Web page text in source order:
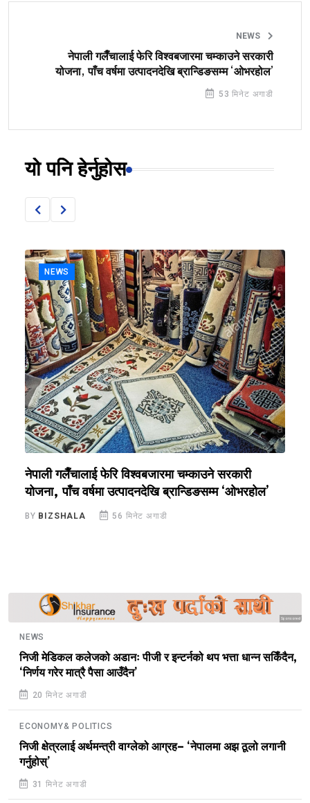
NEWS
नेपाली गलैँचालाई फेरि विश्वबजारमा चम्काउने सरकारी
योजना, पाँच वर्षमा उत्पादनदेखि ब्रान्डिङसम्म ‘ओभरहोल’
53 मिनेट अगाडी
यो पनि हेर्नुहोस
NEWS
नेपाली गलैँचालाई फेरि विश्वबजारमा चम्काउने सरकारी
योजना, पाँच वर्षमा उत्पादनदेखि ब्रान्डिङसम्म ‘ओभरहोल’
BY BIZSHALA 56 मिनेट अगाडी
Sponsored
NEWS
निजी मेडिकल कलेजको अडानः पीजी र इन्टर्नको थप भत्ता धान्न सकिँदैन,
‘निर्णय गरेर मात्रै पैसा आउँदैन’
20 मिनेट अगाडी
ECONOMY& POLITICS
निजी क्षेत्रलाई अर्थमन्त्री वाग्लेको आग्रह– ‘नेपालमा अझ ठूलो लगानी
गर्नुहोस्’
31 मिनेट अगाडी